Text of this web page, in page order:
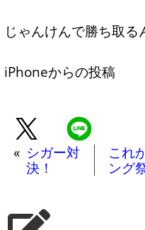
じゃんけんで勝ち取る
iPhoneからの投稿
« シガー対
決！
これ
ング